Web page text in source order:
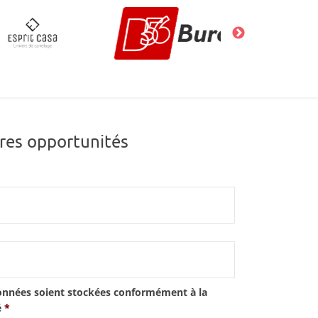
opportunités
soient stockées conformément à la
*